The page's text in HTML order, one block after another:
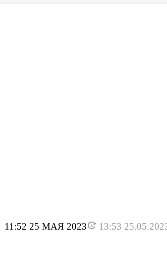
11:52 25 МАЯ 2023 13:53